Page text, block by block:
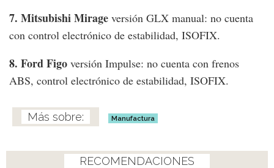
7. Mitsubishi Mirage versión GLX manual: no cuenta
con control electrónico de estabilidad, ISOFIX.
8. Ford Figo versión Impulse: no cuenta con frenos
ABS, control electrónico de estabilidad, ISOFIX.
Manufactura
RECOMENDACIONES